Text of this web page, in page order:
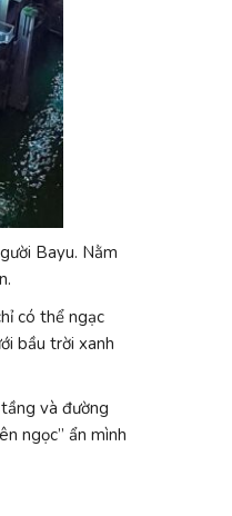
Bayu. Nằm
có thể ngạc
bầu trời xanh
và đường
ngọc” ẩn mình